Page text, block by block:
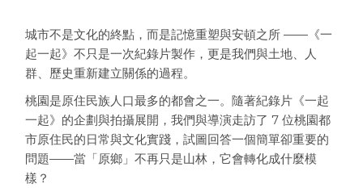
城市不是文化的終點，而是記憶重塑與安頓之所 ——《一
起一起》不只是一次紀錄片製作，更是我們與土地、人
群、歷史重新建立關係的過程。
桃園是原住民族人口最多的都會之一。隨著紀錄片《一起
一起》的企劃與拍攝展開，我們與導演走訪了 7 位桃園都
市原住民的日常與文化實踐，試圖回答一個簡單卻重要的
問題——當「原鄉」不再只是山林，它會轉化成什麼模
樣？